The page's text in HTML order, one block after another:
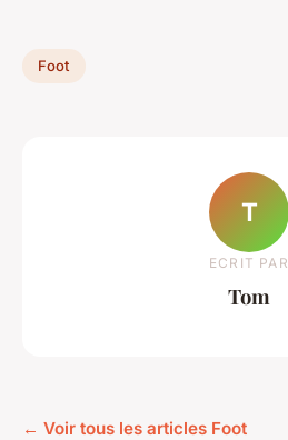
Foot
T
ECRIT PAR
Tom
← Voir tous les articles Foot